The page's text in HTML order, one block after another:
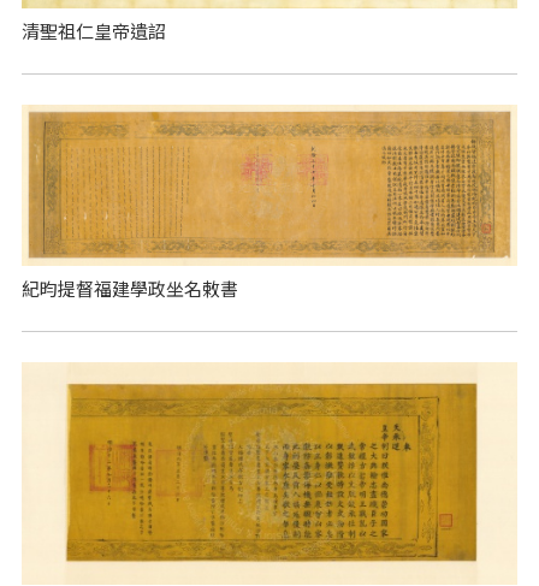
清聖祖仁皇帝遺詔
紀昀提督福建學政坐名敕書